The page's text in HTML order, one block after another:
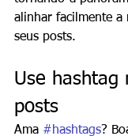
alinhar facilmente a
seus posts.
Use hashtag
posts
Ama #hashtags?